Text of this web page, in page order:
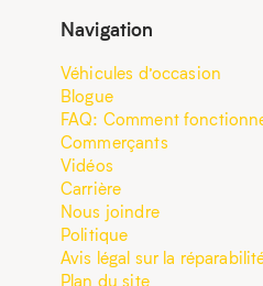
Navigation
Véhicules d’occasion
Blogue
FAQ: Comment
Commerçants
Vidéos
Carrière
Nous joindre
Politique
Avis légal sur la
Plan du site